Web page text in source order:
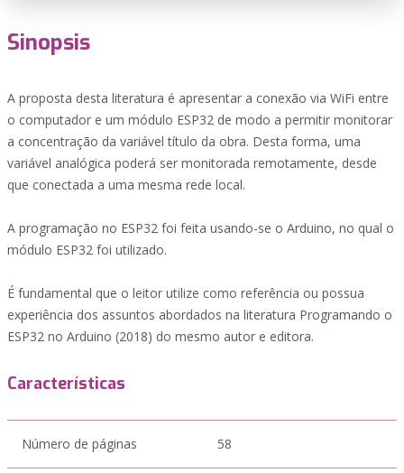
Sinopsis
A proposta desta literatura é apresentar a conexão via WiFi entre
o computador e um módulo ESP32 de modo a permitir monitorar
a concentração da variável título da obra. Desta forma, uma
variável analógica poderá ser monitorada remotamente, desde
que conectada a uma mesma rede local.
A programação no ESP32 foi feita usando-se o Arduino, no qual o
módulo ESP32 foi utilizado.
É fundamental que o leitor utilize como referência ou possua
experiência dos assuntos abordados na literatura Programando o
ESP32 no Arduino (2018) do mesmo autor e editora.
Características
Número de páginas 58